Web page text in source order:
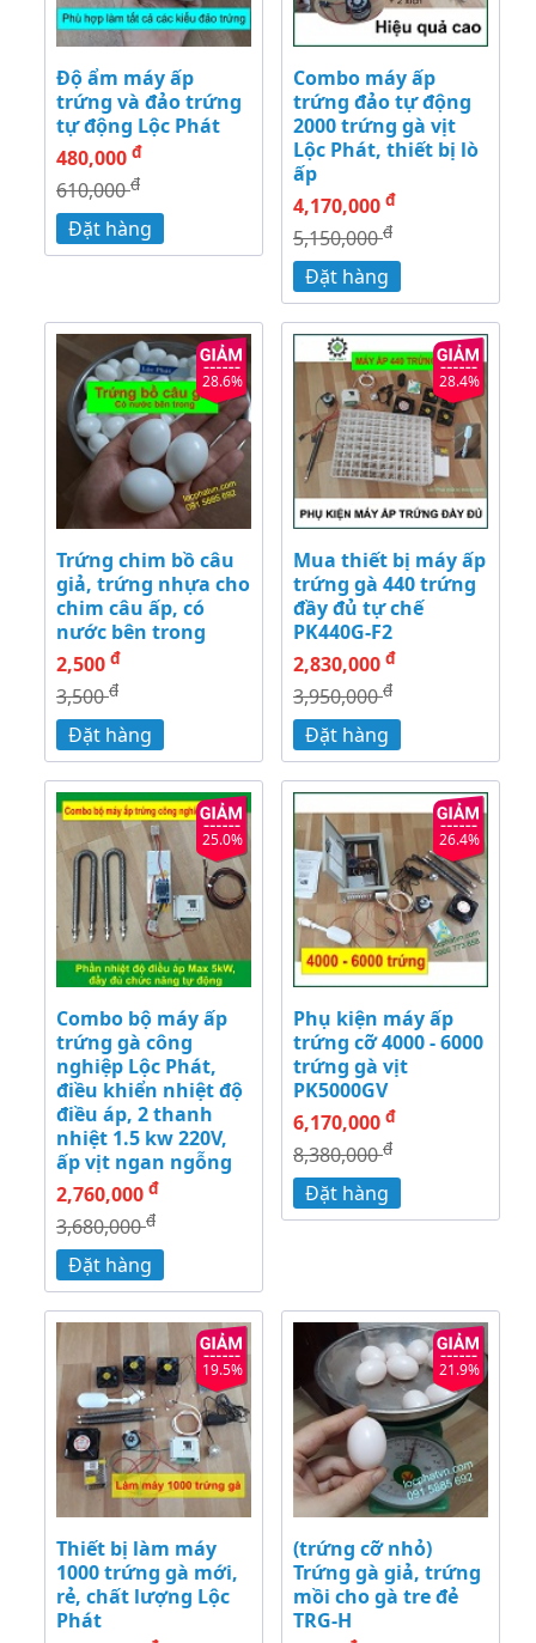
Độ ẩm máy ấp
trứng và đảo trứng
tự động Lộc Phát
480,000 đ
610,000đ
Đặt hàng
Combo máy ấp
trứng đảo tự động
2000 trứng gà vịt
Lộc Phát, thiết bị lò
ấp
4,170,000 đ
5,150,000đ
Đặt hàng
28.6%
Trứng chim bồ câu
giả, trứng nhựa cho
chim câu ấp, có
nước bên trong
2,500 đ
3,500đ
Đặt hàng
28.4%
Mua thiết bị máy ấp
trứng gà 440 trứng
đầy đủ tự chế
PK440G-F2
2,830,000 đ
3,950,000đ
Đặt hàng
25.0%
Combo bộ máy ấp
trứng gà công
nghiệp Lộc Phát,
điều khiển nhiệt độ
điều áp, 2 thanh
nhiệt 1.5 kw 220V,
ấp vịt ngan ngỗng
2,760,000 đ
3,680,000đ
Đặt hàng
26.4%
Phụ kiện máy ấp
trứng cỡ 4000 - 6000
trứng gà vịt
PK5000GV
6,170,000 đ
8,380,000đ
Đặt hàng
19.5%
Thiết bị làm máy
1000 trứng gà mới,
rẻ, chất lượng Lộc
Phát
21.9%
(trứng cỡ nhỏ)
Trứng gà giả, trứng
mồi cho gà tre đẻ
TRG-H